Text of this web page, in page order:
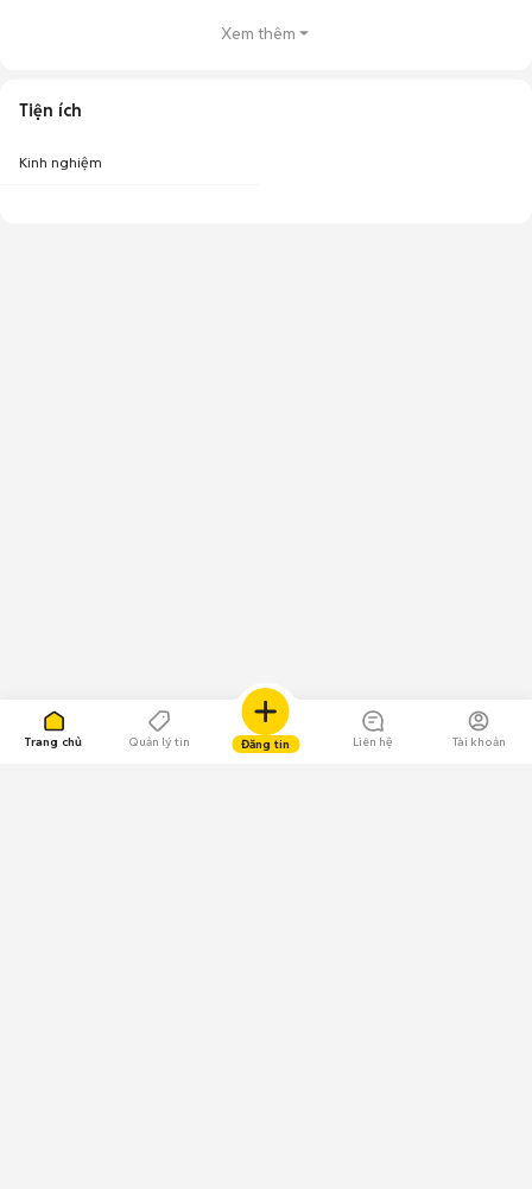
Trang chủ Quản lý tin Đăng tin Liên hệ Tài khoản
Xem thêm
Tiện ích
Kinh nghiệm